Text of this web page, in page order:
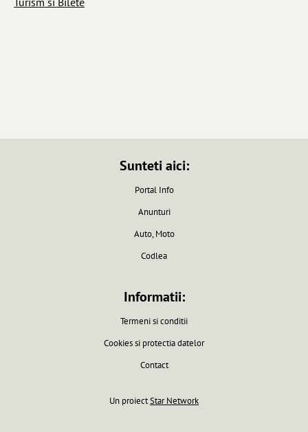
Sunteti aici:
Portal Info
Anunturi
Auto, Moto
Codlea
Informatii:
Termeni si conditii
Cookies si protectia datelor
Contact
Un proiectStar Network